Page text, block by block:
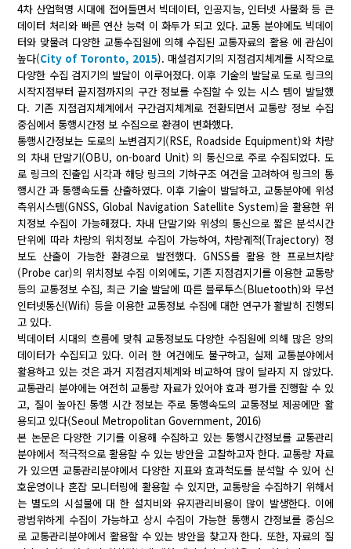
4차 산업혁명 시대에 접어들면서 빅데이터, 인공지능, 인터넷 사물화 등 큰
데이터 처리와 빠른 연산 능력 이 화두가 되고 있다. 교통 분야에도 빅데이
터와 맞물려 다양한 교통수집원에 의해 수집된 교통자료의 활용 에 관심이
높다(City of Toronto, 2015). 매설검지기의 지점검지체계를 시작으로
다양한 수집 검지기의 발달이 이루어졌다. 이후 기술의 발달로 도로 링크의
시작지점부터 끝지점까지의 구간 정보를 수집할 수 있는 시스 템이 발달했
다. 기존 지점검지체계에서 구간검지체계로 전환되면서 교통량 정보 수집
중심에서 통행시간정 보 수집으로 환경이 변화했다.
통행시간정보는 도로의 노변검지기(RSE, Roadside Equipment)와 차량
의 차내 단말기(OBU, on-board Unit) 의 통신으로 주로 수집되었다. 도
로 링크의 진출입 시각과 해당 링크의 기하구조 여건을 고려하여 링크의 통
행시간 과 통행속도를 산출하였다. 이후 기술이 발달하고, 교통분야에 위성
측위시스템(GNSS, Global Navigation Satellite System)을 활용한 위
치정보 수집이 가능해졌다. 차내 단말기와 위성의 통신으로 짧은 분석시간
단위에 따라 차량의 위치정보 수집이 가능하여, 차량궤적(Trajectory) 정
보도 산출이 가능한 환경으로 발전했다. GNSS를 활용 한 프로브차량
(Probe car)의 위치정보 수집 이외에도, 기존 지점검지기를 이용한 교통량
등의 교통정보 수집, 최근 기술 발달에 따른 블루투스(Bluetooth)와 무선
인터넷통신(Wifi) 등을 이용한 교통정보 수집에 대한 연구가 활발히 진행되
고 있다.
빅데이터 시대의 흐름에 맞춰 교통정보도 다양한 수집원에 의해 많은 양의
데이터가 수집되고 있다. 이러 한 여건에도 불구하고, 실제 교통분야에서
활용하고 있는 것은 과거 지점검지체계와 비교하여 많이 달라지 지 않았다.
교통관리 분야에는 여전히 교통량 자료가 있어야 효과 평가를 진행할 수 있
고, 질이 높아진 통행 시간 정보는 주로 통행속도의 교통정보 제공에만 활
용되고 있다(Seoul Metropolitan Government, 2016)
본 논문은 다양한 기기를 이용해 수집하고 있는 통행시간정보를 교통관리
분야에서 적극적으로 활용할 수 있는 방안을 고찰하고자 한다. 교통량 자료
가 있으면 교통관리분야에서 다양한 지표와 효과척도를 분석할 수 있어 신
호운영이나 혼잡 모니터링에 활용할 수 있지만, 교통량을 수집하기 위해서
는 별도의 시설물에 대 한 설치비와 유지관리비용이 많이 발생한다. 이에
광범위하게 수집이 가능하고 상시 수집이 가능한 통행시 간정보를 중심으
로 교통관리분야에서 활용할 수 있는 방안을 찾고자 한다. 또한, 자료의 질